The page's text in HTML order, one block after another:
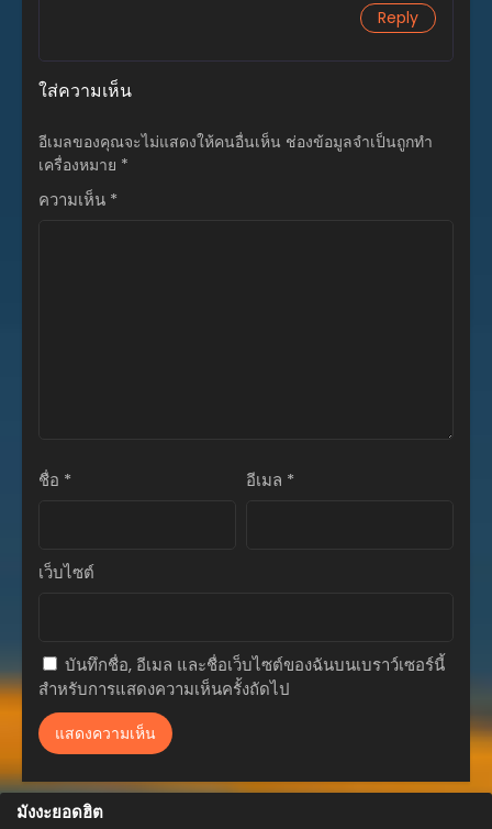
Reply
ใส่ความเห็น
อีเมลของคุณจะไม่แสดงให้คนอื่นเห็น ช่องข้อมูลจำเป็นถูกทำ
เครื่องหมาย *
ความเห็น *
ชื่อ * อีเมล *
เว็บไซต์
บันทึกชื่อ, อีเมล และชื่อเว็บไซต์ของฉันบนเบราว์เซอร์นี้
สำหรับการแสดงความเห็นครั้งถัดไป
มังงะยอดฮิต